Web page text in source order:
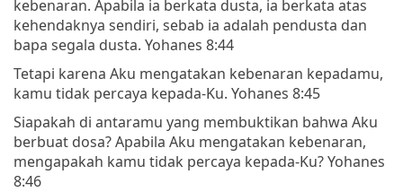
kebenaran. Apabila ia berkata dusta, ia berkata atas
kehendaknya sendiri, sebab ia adalah pendusta dan
bapa segala dusta. Yohanes 8:44
Tetapi karena Aku mengatakan kebenaran kepadamu,
kamu tidak percaya kepada-Ku. Yohanes 8:45
Siapakah di antaramu yang membuktikan bahwa Aku
berbuat dosa? Apabila Aku mengatakan kebenaran,
mengapakah kamu tidak percaya kepada-Ku? Yohanes
8:46